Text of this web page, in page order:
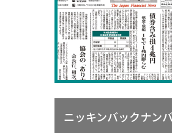
ニッキンバックナン